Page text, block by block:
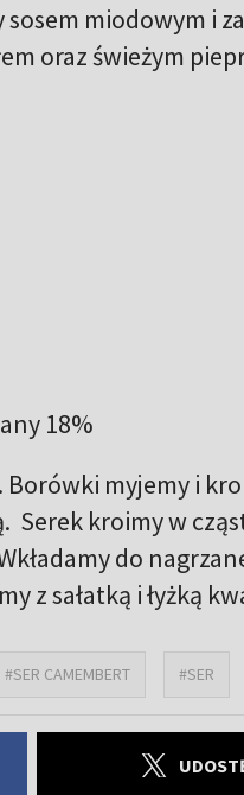
miodowym i
oraz świeżym
18%
myjemy i
Serek kroimy w
do
z sałatką i łyżką
#SER CAMEMBERT #SER